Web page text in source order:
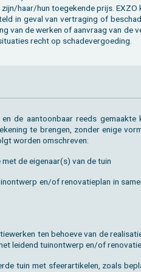
recht op scha­de­ver­goe­ding.
de aan­toon­baar reeds
te bren­gen, zon­der enige
wor­den om­schre­ven:
de ei­ge­naar(s) van de tuin
en/of re­no­va­tie­plan in
ten be­hoe­ve van de
lei­dend tuin­ont­werp en/of
tuin met sfeer­ar­ti­ke­len, zoals